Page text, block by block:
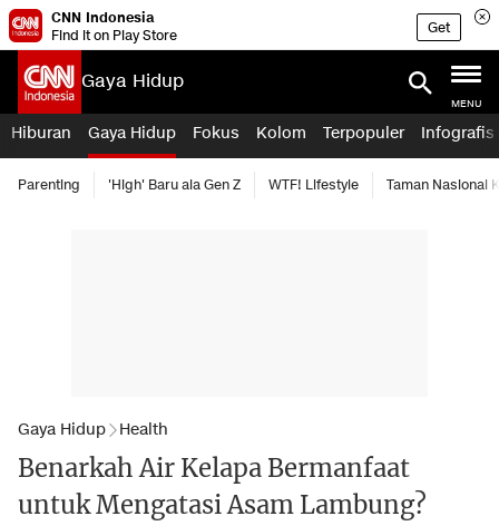
CNN Indonesia
Find it on Play Store
Get
Gaya Hidup
MENU
Hiburan Gaya Hidup Fokus Kolom Terpopuler Infografis
Parenting 'High' Baru ala Gen Z WTF! Lifestyle Taman Nasional
Gaya Hidup Health
Benarkah Air Kelapa Bermanfaat
untuk Mengatasi Asam Lambung?